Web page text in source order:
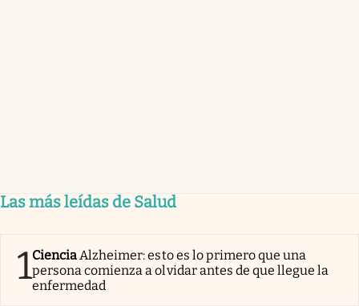
Las más leídas de Salud
1CienciaAlzheimer: esto es lo primero que una
persona comienza a olvidar antes de que llegue la
enfermedad